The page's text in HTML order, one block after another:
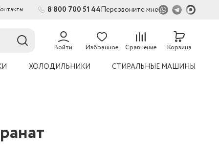
8 800 700 51 44Перезвоните мне
Войти Избранное Сравнение
54
Корзина
ХОЛОДИЛЬНИКИ СТИРАЛЬНЫЕ МАШИНЫ